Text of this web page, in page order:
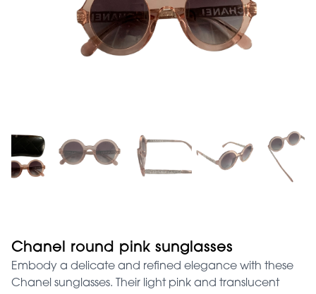
Chanel round pink sunglasses
Embody a delicate and refined elegance with these
Chanel sunglasses. Their light pink and translucent